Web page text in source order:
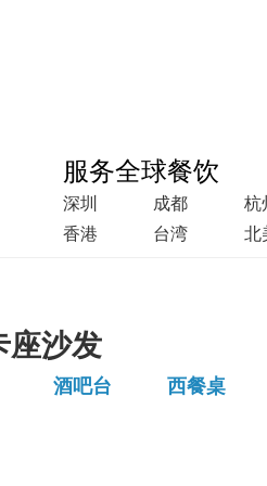
服务全球餐饮
深圳 成都 杭
香港
台湾 北